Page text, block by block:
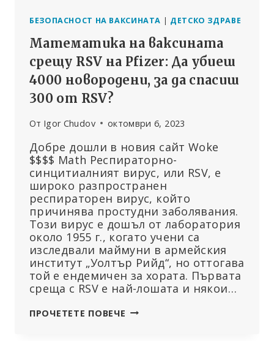
БЕЗОПАСНОСТ НА ВАКСИНАТА | ДЕТСКО ЗДРАВЕ
Математика на ваксината
срещу RSV на Pfizer: Да убиеш
4000 новородени, за да спасиш
300 от RSV?
От Igor Chudov октомври 6, 2023
Добре дошли в новия сайт Woke
$$$$ Math Респираторно-
синцитиалният вирус, или RSV, е
широко разпространен
респираторен вирус, който
причинява простудни заболявания.
Този вирус е дошъл от лаборатория
около 1955 г., когато учени са
изследвали маймуни в армейския
институт „Уолтър Рийд“, но оттогава
той е ендемичен за хората. Първата
среща с RSV е най-лошата и някои…
ПРОЧЕТЕТЕ ПОВЕЧЕ МАТЕМАТИКА